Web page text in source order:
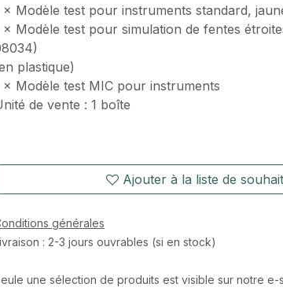
× Modèle test pour instruments standard,
× Modèle test pour simulation de fentes
plastique)
× Modèle test MIC pour instruments
de vente : 1 boîte
Ajouter à la liste de
générales
: 2-3 jours ouvrables (si en stock)
une sélection de produits est visible sur notre e-